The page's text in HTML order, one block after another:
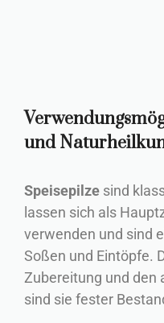
und
Speisepilze sind
lassen sich als
verwenden und sind
Soßen und Eintöpfe.
Zubereitung und den
sind sie fester